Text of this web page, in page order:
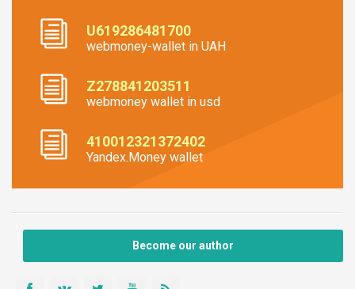
U619286481700
webmoney-wallet in UAH
Z278841203511
webmoney wallet in usd
410012321372402
Yandex.Money wallet
Become our author